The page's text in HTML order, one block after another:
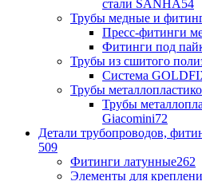
стали SANHA54
Трубы медные и
Пресс-фитинги
Фитинги под
Трубы из сшитого
Система
Трубы
Трубы
Giacomini72
Детали трубопроводов,
509
Фитинги латунные262
Элементы для